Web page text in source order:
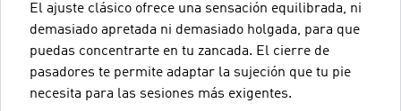
El ajuste clásico ofrece una sensación equilibrada, ni
demasiado apretada ni demasiado holgada, para que
puedas concentrarte en tu zancada. El cierre de
pasadores te permite adaptar la sujeción que tu pie
necesita para las sesiones más exigentes.